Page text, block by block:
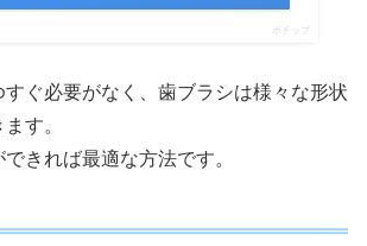
ポチップ
ぐ必要がなく、歯ブラシは様々な形状
す。
きれば最適な方法です。